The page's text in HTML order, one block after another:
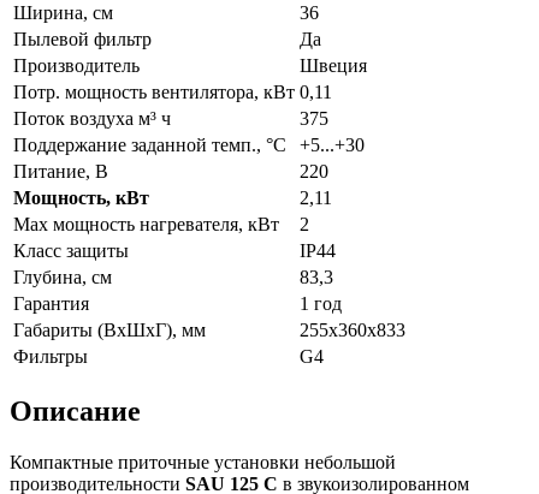
Ширина, см
36
Пылевой фильтр
Да
Производитель
Швеция
Потр. мощность вентилятора, кВт 0,11
Поток воздуха м³ ч
375
Поддержание заданной темп., °C
+5...+30
Питание, В
220
Мощность, кВт
2,11
Max мощность нагревателя, кВт
2
Класс защиты
IP44
Глубина, см
83,3
Гарантия
1 год
Габариты (ВхШхГ), мм
255х360х833
Фильтры
G4
Описание
Компактные приточные установки небольшой
производительности SAU 125 С в звукоизолированном